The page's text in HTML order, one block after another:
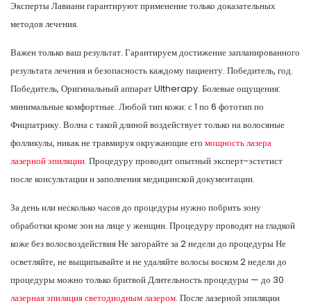
Эксперты Лавиани гарантируют применение только доказательных
методов лечения.
Важен только ваш результат. Гарантируем достижение запланированного
результата лечения и безопасность каждому пациенту. Победитель, год.
Победитель, Оригинальный аппарат Ultherapy. Болевые ощущения:
минимальные комфортные. Любой тип кожи: с 1 по 6 фототип по
Фицпатрику. Волна с такой длиной воздействует только на волосяные
фолликулы, никак не травмируя окружающие его мощность лазера
лазерной эпиляции. Процедуру проводит опытный эксперт-эстетист
после консультации и заполнения медицинской документации.
За день или несколько часов до процедуры нужно побрить зону
обработки кроме зон на лице у женщин. Процедуру проводят на гладкой
коже без волосвоздействия Не загорайте за 2 недели до процедуры Не
осветляйте, не выщипывайте и не удаляйте волосы воском 2 недели до
процедуры можно только бритвой Длительность процедуры — до 30
лазерная эпиляция светодиодным лазером. После лазерной эпиляции